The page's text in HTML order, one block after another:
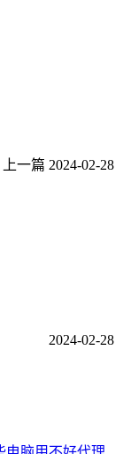
上一篇 2024-02-28
2024-02-28